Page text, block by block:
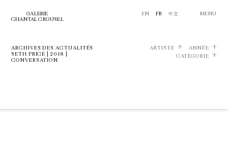
GALERIE
CHANTAL CROUSEL
EN FR 中文 MENU
ARCHIVES DES ACTUALITÉS
SETH PRICE | 2018 |
CONVERSATION
ARTISTE
ANNÉE
CATÉGORIE